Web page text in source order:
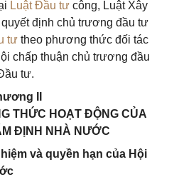
Luật Đầu tư công, Luật Xây
định chủ trương đầu tư
tư theo phương thức đối tác
chấp thuận chủ trương đầu
tư.
II
THỨC HOẠT ĐỘNG CỦA
ĐỊNH NHÀ NƯỚC
và quyền hạn của Hội